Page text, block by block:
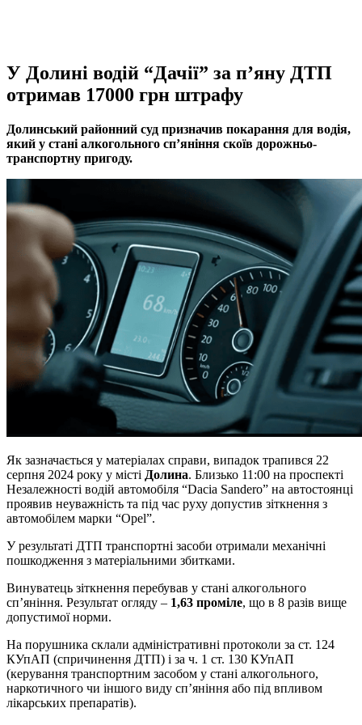
У Долині водій “Дачії” за п’яну ДТП
отримав 17000 грн штрафу
Долинський районний суд призначив покарання для водія,
який у стані алкогольного сп’яніння скоїв дорожньо-
транспортну пригоду.
Як зазначається у матеріалах справи, випадок трапився 22
серпня 2024 року у місті Долина. Близько 11:00 на проспекті
Незалежності водій автомобіля “Dacia Sandero” на автостоянці
проявив неуважність та під час руху допустив зіткнення з
автомобілем марки “Opel”.
У результаті ДТП транспортні засоби отримали механічні
пошкодження з матеріальними збитками.
Винуватець зіткнення перебував у стані алкогольного
сп’яніння. Результат огляду – 1,63 проміле, що в 8 разів вище
допустимої норми.
На порушника склали адміністративні протоколи за ст. 124
КУпАП (спричинення ДТП) і за ч. 1 ст. 130 КУпАП
(керування транспортним засобом у стані алкогольного,
наркотичного чи іншого виду сп’яніння або під впливом
лікарських препаратів).